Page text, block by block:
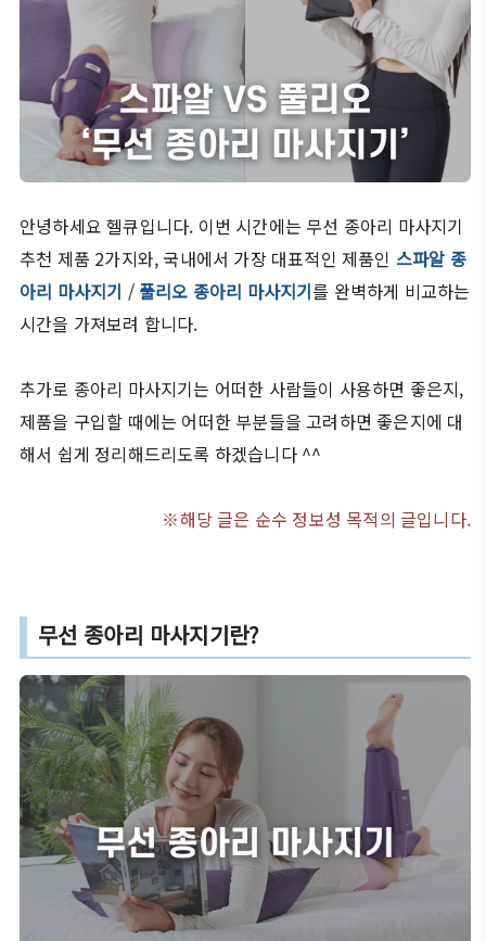
안녕하세요 헬큐입니다. 이번 시간에는 무선 종아리 마사지기
추천 제품 2가지와, 국내에서 가장 대표적인 제품인 스파알 종
아리 마사지기 / 풀리오 종아리 마사지기를 완벽하게 비교하는
시간을 가져보려 합니다.
추가로 종아리 마사지기는 어떠한 사람들이 사용하면 좋은지,
제품을 구입할 때에는 어떠한 부분들을 고려하면 좋은지에 대
해서 쉽게 정리해드리도록 하겠습니다 ^^
※해당 글은 순수 정보성 목적의 글입니다.
무선 종아리 마사지기란?